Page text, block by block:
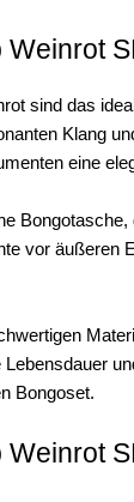
sind das
Klang
eine
vor äußeren
Bongoset.